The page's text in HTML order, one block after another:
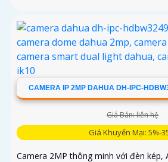
CAMERA IP 2MP DAHUA DH-IPC-
Giá Bán: liên hệ
Giá Khuyến Mại: 5%-
Camera 2MP thông minh với đèn kép,